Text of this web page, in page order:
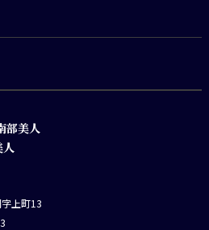
部美人
上町13